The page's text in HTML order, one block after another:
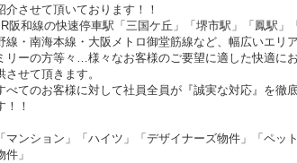
介させて頂いております！！
阪和線の快速停車駅「三国ケ丘」「堺市駅」「鳳駅」
線・南海本線・大阪メトロ御堂筋線など、幅広いエリ
リーの方等々…様々なお客様のご要望に適した快適に
させて頂きます。
べてのお客様に対して社員全員が『誠実な対応』を徹
！！
「マンション」「ハイツ」「デザイナーズ物件」「ペッ
件」